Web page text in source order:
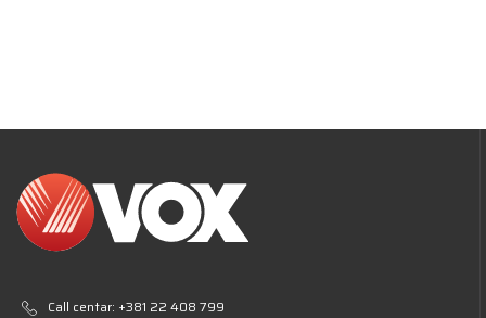
Call centar: +381 22 408 799